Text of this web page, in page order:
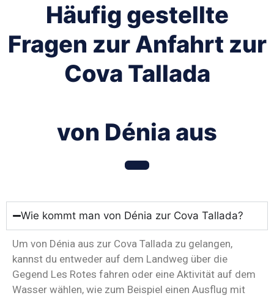
Häufig gestellte
Fragen zur Anfahrt zur
Cova Tallada
von Dénia aus
Wie kommt man von Dénia zur Cova Tallada?
Um von Dénia aus zur Cova Tallada zu gelangen,
kannst du entweder auf dem Landweg über die
Gegend Les Rotes fahren oder eine Aktivität auf dem
Wasser wählen, wie zum Beispiel einen Ausflug mit